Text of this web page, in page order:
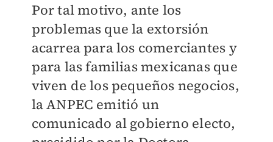
Por tal motivo, ante los
problemas que la extorsión
acarrea para los comerciantes y
para las familias mexicanas que
viven de los pequeños negocios,
la ANPEC emitió un
comunicado al gobierno electo,